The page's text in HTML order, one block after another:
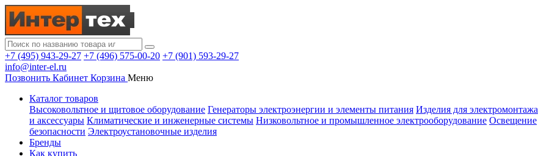
+7 (495) 943-29-27 +7 (496) 575-00-20 +7 (901) 593-29-27
info@inter-el.ru
Позвонить Кабинет Корзина Меню
Каталог товаров
Высоковольтное и щитовое оборудование Генераторы электроэнергии и элементы питания Изделия для электромонтажа
и аксессуары Климатические и инженерные системы Низковольтное и промышленное электрооборудование Освещение
безопасности Электроустановочные изделия
Бренды
Как купить